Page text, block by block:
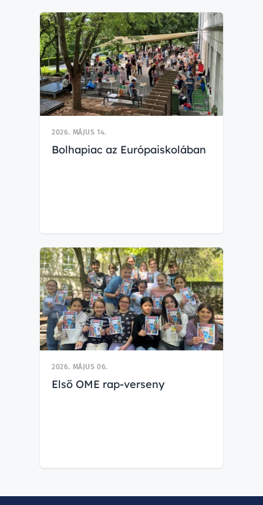
2026. MÁJUS 14.
Bolhapiac az Európaiskolában
2026. MÁJUS 06.
Első OME rap-verseny